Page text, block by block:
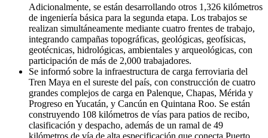
Adicionalmente, se están desarrollando otros 1,326 kilómetros
de ingeniería básica para la segunda etapa. Los trabajos se
realizan simultáneamente mediante cuatro frentes de trabajo,
integrando campañas topográficas, geológicas, geofísicas,
geotécnicas, hidrológicas, ambientales y arqueológicas, con
participación de más de 2,000 trabajadores.
Se informó sobre la infraestructura de carga ferroviaria del
Tren Maya en el sureste del país, con construcción de cuatro
grandes complejos de carga en Palenque, Chapas, Mérida y
Progreso en Yucatán, y Cancún en Quintana Roo. Se están
construyendo 108 kilómetros de vías para patios de recibo,
clasificación y despacho, además de un ramal de 49